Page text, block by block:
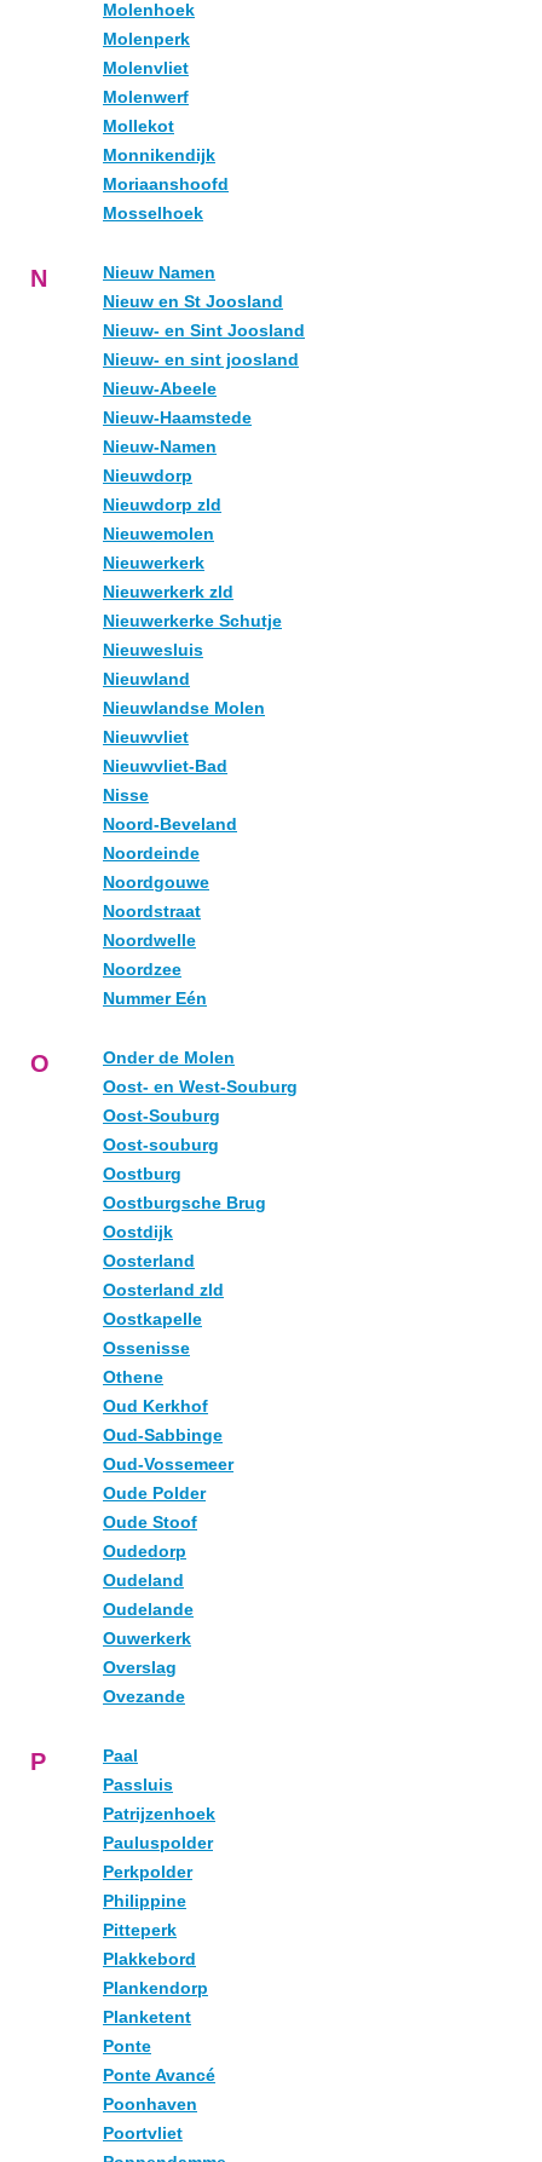
Molenhoek
Molenperk
Molenvliet
Molenwerf
Mollekot
Monnikendijk
Moriaanshoofd
Mosselhoek
N
Nieuw Namen
Nieuw en St Joosland
Nieuw- en Sint Joosland
Nieuw- en sint joosland
Nieuw-Abeele
Nieuw-Haamstede
Nieuw-Namen
Nieuwdorp
Nieuwdorp zld
Nieuwemolen
Nieuwerkerk
Nieuwerkerk zld
Nieuwerkerke Schutje
Nieuwesluis
Nieuwland
Nieuwlandse Molen
Nieuwvliet
Nieuwvliet-Bad
Nisse
Noord-Beveland
Noordeinde
Noordgouwe
Noordstraat
Noordwelle
Noordzee
Nummer Eén
O
Onder de Molen
Oost- en West-Souburg
Oost-Souburg
Oost-souburg
Oostburg
Oostburgsche Brug
Oostdijk
Oosterland
Oosterland zld
Oostkapelle
Ossenisse
Othene
Oud Kerkhof
Oud-Sabbinge
Oud-Vossemeer
Oude Polder
Oude Stoof
Oudedorp
Oudeland
Oudelande
Ouwerkerk
Overslag
Ovezande
P
Paal
Passluis
Patrijzenhoek
Pauluspolder
Perkpolder
Philippine
Pitteperk
Plakkebord
Plankendorp
Planketent
Ponte
Ponte Avancé
Poonhaven
Poortvliet